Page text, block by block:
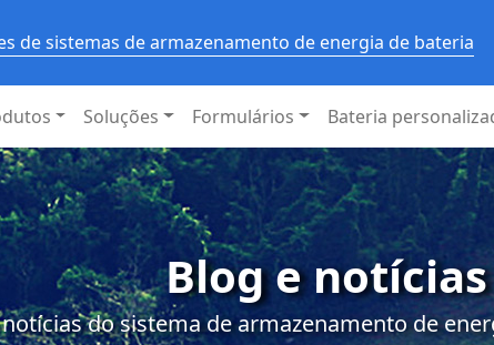
de sistemas de armazenamento de energia de bateria
Soluções Formulários Bateria
Blog e notícias
do sistema de armazenamento de